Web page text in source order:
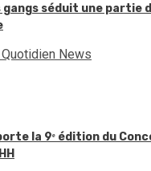
gangs séduit une partie
News
la 9ᵉ édition du